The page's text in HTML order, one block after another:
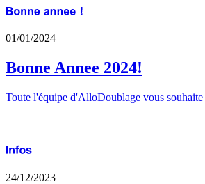
01/01/2024
Bonne Annee 2024!
Toute l'équipe d'AlloDoublage vous souhaite
24/12/2023